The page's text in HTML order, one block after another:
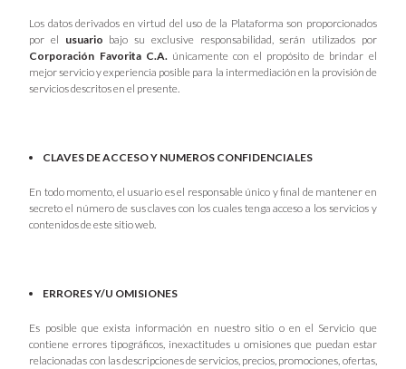
Los datos derivados en virtud del uso de la Plataforma son proporcionados
por el usuario bajo su exclusive responsabilidad, serán utilizados por
Corporación Favorita C.A. únicamente con el propósito de brindar el
mejor servicio y experiencia posible para la intermediación en la provisión de
servicios descritos en el presente.
CLAVES DE ACCESO Y NUMEROS CONFIDENCIALES
En todo momento, el usuario es el responsable único y final de mantener en
secreto el número de sus claves con los cuales tenga acceso a los servicios y
contenidos de este sitio web.
ERRORES Y/U OMISIONES
Es posible que exista información en nuestro sitio o en el Servicio que
contiene errores tipográficos, inexactitudes u omisiones que puedan estar
relacionadas con las descripciones de servicios, precios, promociones, ofertas,